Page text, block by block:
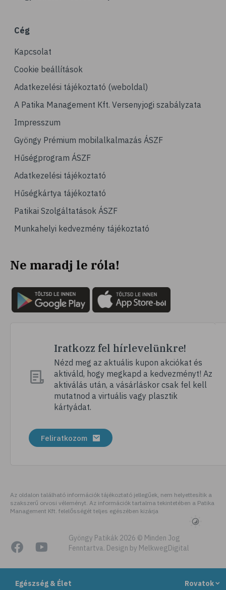
Egészség & Élet Rovatok
# porckopás
# csonttörés
# mozgásszervi problémák
# köszvény
# ínhüvelygyulladás
# tél
# vérnyomásmérés
# kardiológia
# kardiovaszkuláris betegségek
# szív- és érrendszer
# vérnyomás
# mozgás
# pszichológia
# hátfájás
# vérnyomáscsökkentés
# megfázás
# influenza
# fertőző betegségek
# köhögés
# immunerősítés
# kézmosás
# szépségápolás
# bőrápolás
# izlandi zuzmó
Cég
Kapcsolat
Cookie beállítások
Adatkezelési tájékoztató (weboldal)
A Patika Management Kft. Versenyjogi szabályzata
Impresszum
Gyöngy Prémium mobilalkalmazás ÁSZF
Hűségprogram ÁSZF
Adatkezelési tájékoztató
Hűségkártya tájékoztató
Patikai Szolgáltatások ÁSZF
Munkahelyi kedvezmény tájékoztató
Ne maradj le róla!
Iratkozz fel hírlevelünkre!
Nézd meg az aktuális kupon akciókat és
aktiváld, hogy megkapd a kedvezményt! Az
aktiválás után, a vásárláskor csak fel kell
mutatnod a virtuális vagy plasztik
kártyádat.
Feliratkozom
Az oldalon található információk tájékoztató jellegűek, nem helyettesítik a
szakszerű orvosi véleményt. Az információk tartalma tekintetében a Patika
Management Kft. felelősségét teljes egészében kizárja
Gyöngy Patikák 2026 © Minden Jog
Fenntartva. Design by MelkwegDigital